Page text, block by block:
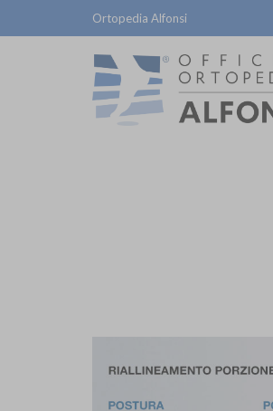
Ortopedia Alfonsi